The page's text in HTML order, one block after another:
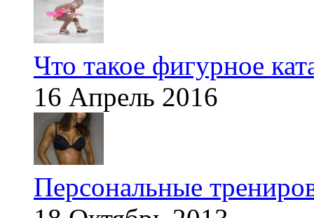
Что такое фигурное
16 Апрель 2016
Персональные